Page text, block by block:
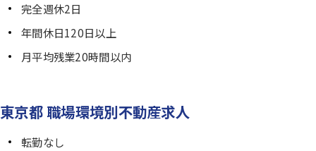
完全週休2日
年間休日120日以上
月平均残業20時間以内
東京都 職場環境別不動産求人
転勤なし